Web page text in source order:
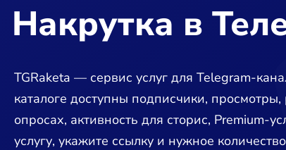
Накрутка в
TGRaketa — сервис услуг для Telegram-
каталоге доступны подписчики, просмотры,
опросах, активность для сторис, Premium-
услугу, укажите ссылку и нужное